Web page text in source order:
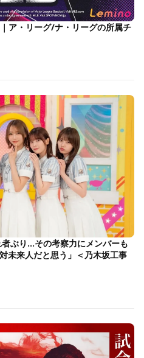
ア・リーグ/ナ・リーグの所属チ
ぶり…その考察力にメンバーも
未来人だと思う」＜乃木坂工事